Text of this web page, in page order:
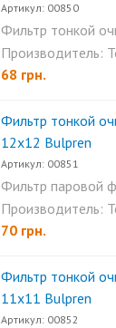
Артикул: 00850
Фильтр тонкой
11х11 с
Производитель:
68 грн.
Фильтр тонкой
12х12 Bulpren
Артикул: 00851
Фильтр паровой
Torelli 12х12 с
Производитель:
70 грн.
Фильтр тонкой
11х11 Bulpren
Артикул: 00852